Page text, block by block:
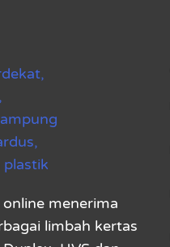
menerima
limbah kertas